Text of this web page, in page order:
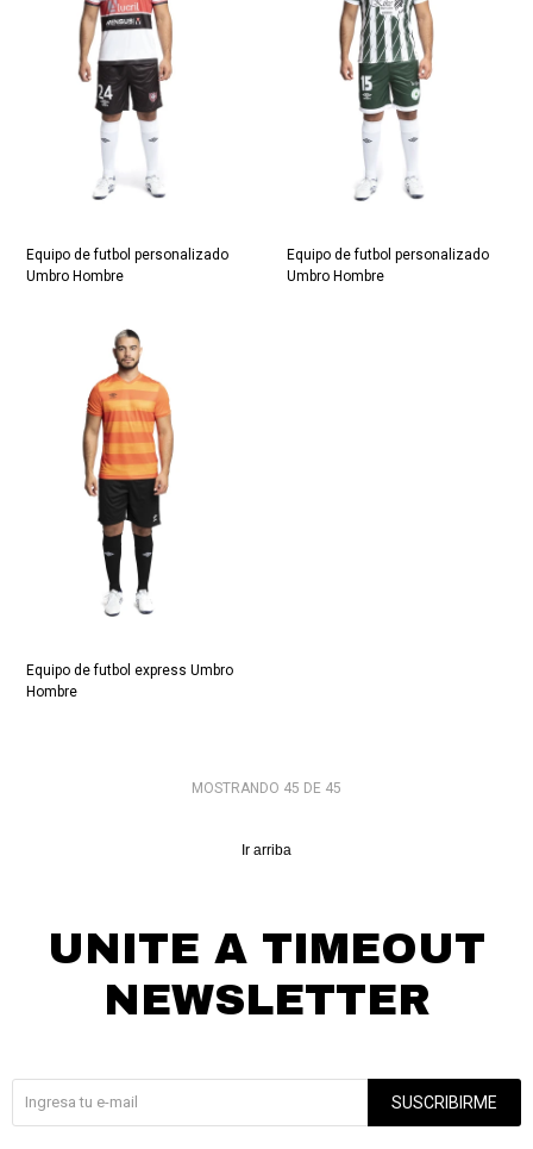
Equipo de futbol personalizado
Umbro Hombre
Equipo de futbol personalizado
Umbro Hombre
Equipo de futbol express Umbro
Hombre
MOSTRANDO 45 DE 45
Ir arriba
UNITE A TIMEOUT
NEWSLETTER
SUSCRIBIRME